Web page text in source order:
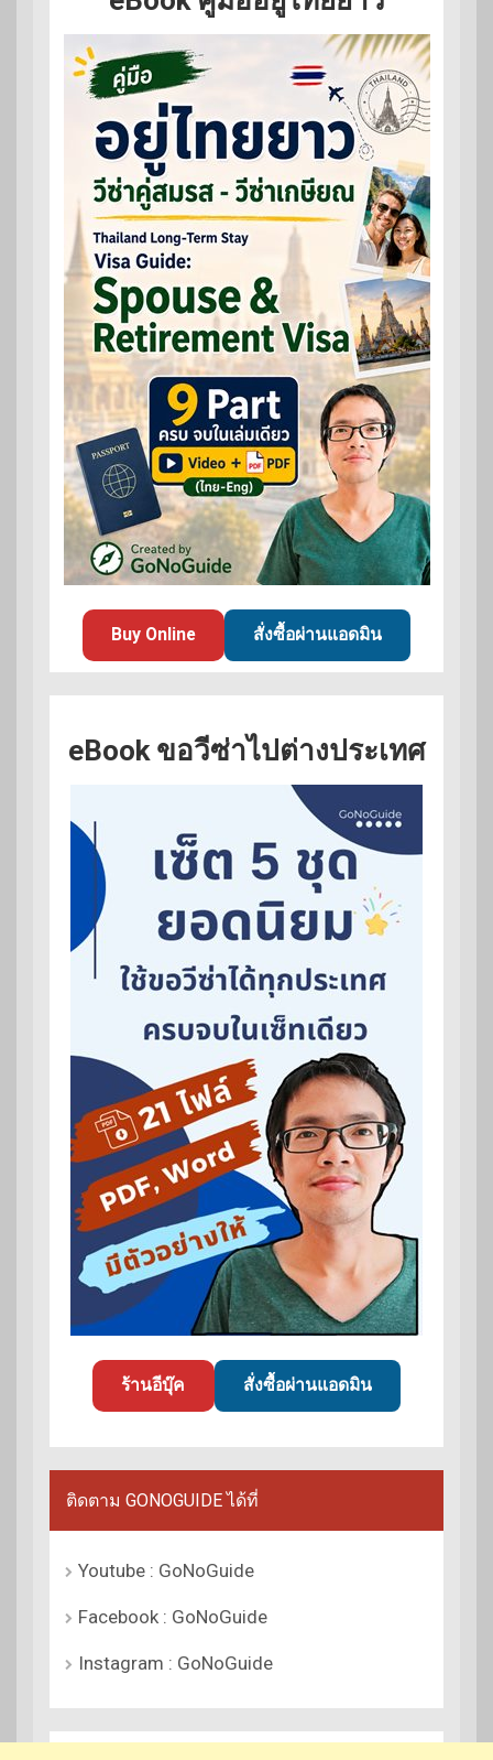
Buy Online สั่งซื้อผ่านแอดมิน
eBook ขอวีซ่าไปต่างประเทศ
ร้านอีบุ๊ค สั่งซื้อผ่านแอดมิน
ติดตาม GONOGUIDE ได้ที่
Youtube : GoNoGuide
Facebook : GoNoGuide
Instagram : GoNoGuide